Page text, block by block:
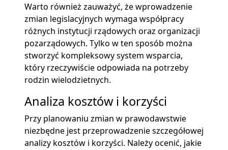
Warto również zauważyć, że wprowadzenie
zmian legislacyjnych wymaga współpracy
różnych instytucji rządowych oraz organizacji
pozarządowych. Tylko w ten sposób można
stworzyć kompleksowy system wsparcia,
który rzeczywiście odpowiada na potrzeby
rodzin wielodzietnych.
Analiza kosztów i korzyści
Przy planowaniu zmian w prawodawstwie
niezbędne jest przeprowadzenie szczegółowej
analizy kosztów i korzyści. Należy ocenić, jakie